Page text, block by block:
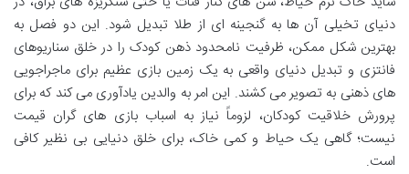
دنیای تخیلی آن ها به گنجینه ای از طلا تبدیل شود. این دو فصل به
بهترین شکل ممکن، ظرفیت نامحدود ذهن کودک را در خلق سناریوهای
فانتزی و تبدیل دنیای واقعی به یک زمین بازی عظیم برای ماجراجویی
های ذهنی به تصویر می کشند. این امر به والدین یادآوری می کند که برای
پرورش خلاقیت کودکان، لزوماً نیاز به اسباب بازی های گران قیمت
نیست؛ گاهی یک حیاط و کمی خاک، برای خلق دنیایی بی نظیر کافی
است.